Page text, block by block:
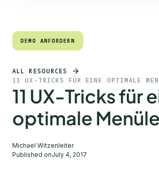
DEMO ANFORDERN
DEMO ANFORDERN
ALL RESOURCES
11 UX-TRICKS FÜR EINE OPTIMALE
11 UX-Tricks für
optimale
Michael Witzenleiter
Published onJuly 4, 2017